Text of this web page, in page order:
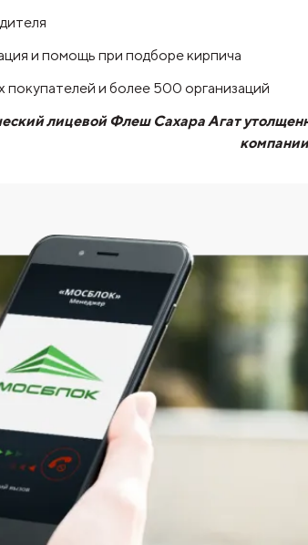
и помощь при подборе кирпича
и более 500 организаций
лицевой Флеш Сахара Агат